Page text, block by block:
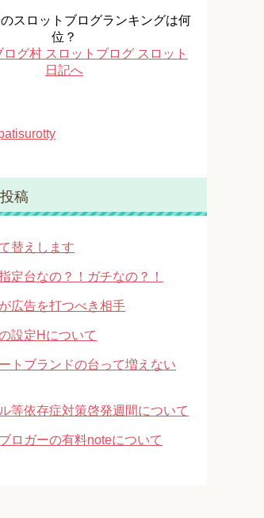
スロットブログランキングは何
位？
稿
替えします
定台なの？！ガチなの？！
広告を打つべき相手
設定Hについて
トブランドの台って増えない
等依存症対策啓発週間について
ロガーの有料noteについて